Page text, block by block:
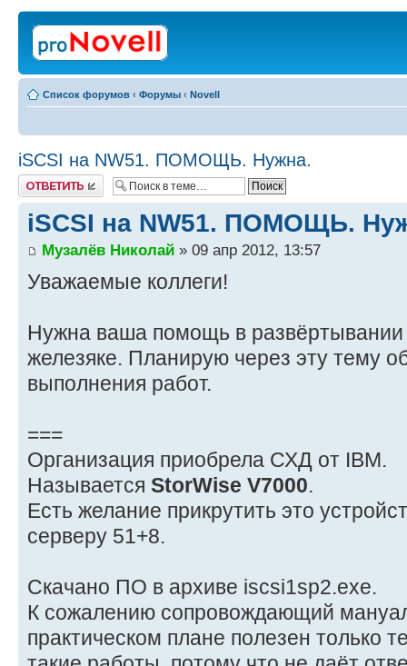
Список форумов ‹ Форумы ‹ Novell
iSCSI на NW51. ПОМОЩЬ. Нужна.
Ответить
iSCSI на NW51. ПОМОЩЬ.
Музалёв Николай » 09 апр 2012, 13:57
Уважаемые коллеги!
Нужна ваша помощь в развёртывании
железяке. Планирую через эту тему
выполнения работ.
===
Организация приобрела СХД от IBM.
Называется StorWise V7000.
Есть желание прикрутить это
серверу 51+8.
Скачано ПО в архиве iscsi1sp2.exe.
К сожалению сопровождающий
практическом плане полезен только